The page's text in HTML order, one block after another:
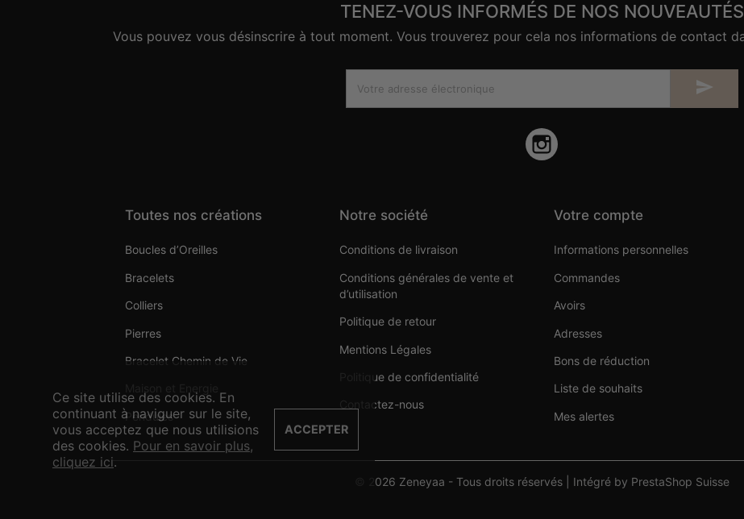
TENEZ-VOUS INFORMÉS DE NOS NOUVEAUTÉS
Vous pouvez vous désinscrire à tout moment. Vous trouverez pour cela nos informations de contact

Toutes nos créations
Boucles d’Oreilles
Bracelets
Colliers
Pierres
Bracelet Chemin de Vie
Pendules
Notre société
Conditions de livraison
Conditions générales de vente et
d’utilisation
Politique de retour
Mentions Légales
Politique de confidentialité
Contactez-nous
Votre compte
Informations personnelles
Commandes
Avoirs
Adresses
Bons de réduction
Liste de souhaits
Mes alertes
© 2026 Zeneyaa - Tous droits réservés | Intégré by PrestaShop Suisse
Ce site utilise des cookies. En
continuant à naviguer sur le site,
vous acceptez que nous utilisions
des cookies. Pour en savoir plus,
cliquez ici.
ACCEPTER